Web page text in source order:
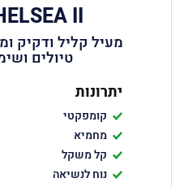
II
מעיל קליל ודקיק
טיולים
יתרונות
קומפקטי
מחמיא
קל משקל
נוח לנשיאה